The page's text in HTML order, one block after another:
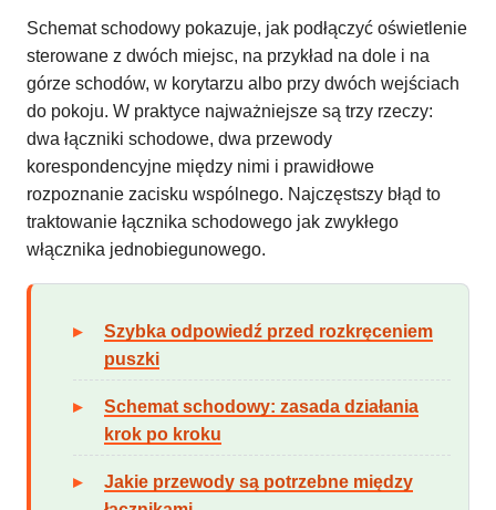
Schemat schodowy pokazuje, jak podłączyć oświetlenie
sterowane z dwóch miejsc, na przykład na dole i na
górze schodów, w korytarzu albo przy dwóch wejściach
do pokoju. W praktyce najważniejsze są trzy rzeczy:
dwa łączniki schodowe, dwa przewody
korespondencyjne między nimi i prawidłowe
rozpoznanie zacisku wspólnego. Najczęstszy błąd to
traktowanie łącznika schodowego jak zwykłego
włącznika jednobiegunowego.
Szybka odpowiedź przed rozkręceniem
puszki
Schemat schodowy: zasada działania
krok po kroku
Jakie przewody są potrzebne między